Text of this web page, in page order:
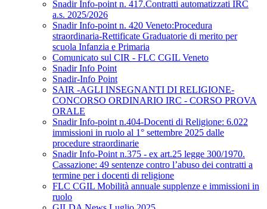
Snadir Info-point n. 417.Contratti automatizzati IRC
a.s. 2025/2026
Snadir Info-point n. 420 Veneto:Procedura
straordinaria-Rettificate Graduatorie di merito per
scuola Infanzia e Primaria
Comunicato sul CIR - FLC CGIL Veneto
Snadir Info Point
Snadir-Info Point
SAIR -AGLI INSEGNANTI DI RELIGIONE-
CONCORSO ORDINARIO IRC - CORSO PROVA
ORALE
Snadir Info-point n.404-Docenti di Religione: 6.022
immissioni in ruolo al 1° settembre 2025 dalle
procedure straordinarie
Snadir Info-Point n.375 - ex art.25 legge 300/1970.
Cassazione: 49 sentenze contro l’abuso dei contratti a
termine per i docenti di religione
FLC CGIL Mobilità annuale supplenze e immissioni in
ruolo